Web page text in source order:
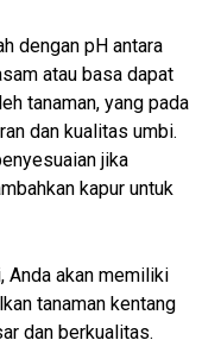
dengan pH antara
atau basa dapat
tanaman, yang pada
dan kualitas umbi.
jika
kapur untuk
Anda akan memiliki
tanaman kentang
dan berkualitas.